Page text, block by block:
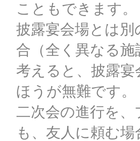
こともできます。
披露宴会場とは
合（全く異なる
考えると、披露
ほうが無難です。
二次会の進行を
も、友人に頼む